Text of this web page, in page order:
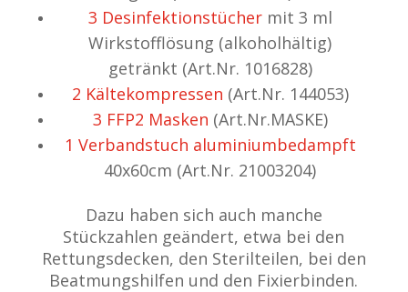
3 Desinfektionstüchermit 3 ml
Wirkstofflösung (alkoholhältig)
getränkt (Art.Nr. 1016828)
2 Kältekompressen (Art.Nr. 144053)
3 FFP2 Masken (Art.Nr.MASKE)
1 Verbandstuch aluminiumbedampft
40x60cm (Art.Nr. 21003204)
Dazu haben sich auch manche
Stückzahlen geändert, etwa bei den
Rettungsdecken, den Sterilteilen, bei den
Beatmungshilfen und den Fixierbinden.